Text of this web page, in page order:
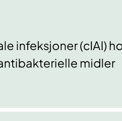
infeksjoner (cIAI)
midler